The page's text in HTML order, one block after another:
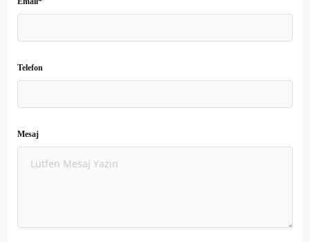
Telefon
Mesaj